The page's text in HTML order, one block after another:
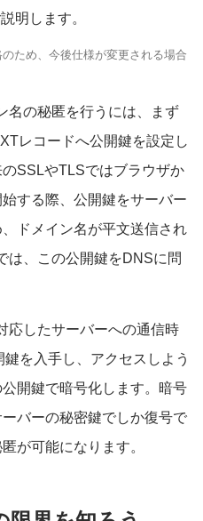
明します。
ため、今後仕様が変更される場合
名の秘匿を行うには、まず
レコードへ公開鍵を設定し
SSLやTLSではブラウザか
する際、公開鍵をサーバー
ドメイン名が平文送信され
は、この公開鍵をDNSに問
応したサーバーへの通信時
を入手し、アクセスしよう
開鍵で暗号化します。暗号
バーの秘密鍵でしか復号で
が可能になります。